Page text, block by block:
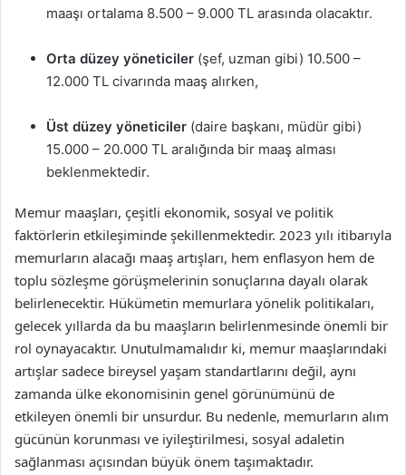
maaşı ortalama 8.500 – 9.000 TL arasında olacaktır.
Orta düzey yöneticiler (şef, uzman gibi) 10.500 –
12.000 TL civarında maaş alırken,
Üst düzey yöneticiler (daire başkanı, müdür gibi)
15.000 – 20.000 TL aralığında bir maaş alması
beklenmektedir.
Memur maaşları, çeşitli ekonomik, sosyal ve politik
faktörlerin etkileşiminde şekillenmektedir. 2023 yılı itibarıyla
memurların alacağı maaş artışları, hem enflasyon hem de
toplu sözleşme görüşmelerinin sonuçlarına dayalı olarak
belirlenecektir. Hükümetin memurlara yönelik politikaları,
gelecek yıllarda da bu maaşların belirlenmesinde önemli bir
rol oynayacaktır. Unutulmamalıdır ki, memur maaşlarındaki
artışlar sadece bireysel yaşam standartlarını değil, aynı
zamanda ülke ekonomisinin genel görünümünü de
etkileyen önemli bir unsurdur. Bu nedenle, memurların alım
gücünün korunması ve iyileştirilmesi, sosyal adaletin
sağlanması açısından büyük önem taşımaktadır.